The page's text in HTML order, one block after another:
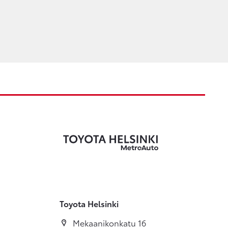
Toyota Helsinki
Mekaanikonkatu 16